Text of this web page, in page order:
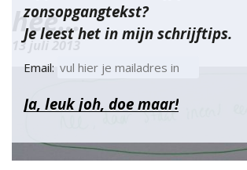
zonsopgangtekst?
Je leest het in mijn schrijftips.
Email:
hee…
13 juli 2013